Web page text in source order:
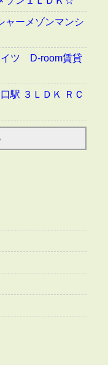
ャーメゾンマンシ
ツ D-room賃貸
駅 ３ＬＤＫ ＲＣ